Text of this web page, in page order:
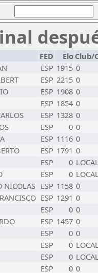
FED Elo Club/
ESP 1915 0
ESP 2215 0
ESP 1908 0
ESP 1854 0
ESP 1328 0
ESP 0 0
ESP 1116 0
ESP 1791 0
ESP 0
ESP 0
NICOLAS ESP 1158 0
ESP 1291 0
ESP 0 0
ESP 1457 0
ESP 0 0
ESP 0
ESP 0
ESP 0 0